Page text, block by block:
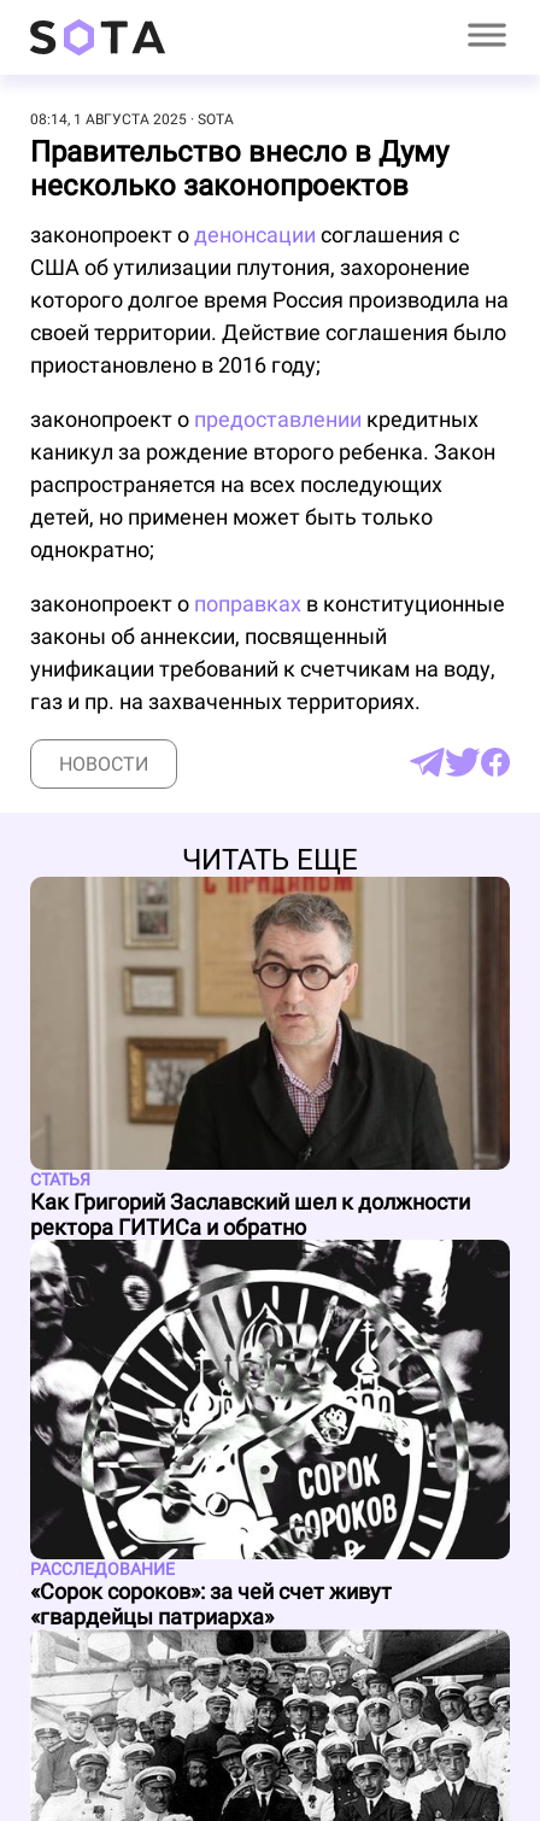
08:14, 1 АВГУСТА 2025 SOTA
Правительство внесло в Думу
несколько законопроектов
законопроект оденонсации соглашения с
США об утилизации плутония, захоронение
которого долгое время Россия производила на
своей территории. Действие соглашения было
приостановлено в 2016 году;
законопроект о предоставлении кредитных
каникул за рождение второго ребенка. Закон
распространяется на всех последующих
детей, но применен может быть только
однократно;
законопроект о поправках в конституционные
законы об аннексии, посвященный
унификации требований к счетчикам на воду,
газ и пр. на захваченных территориях.
НОВОСТИ
ЧИТАТЬ ЕЩЕ
СТАТЬЯ
Как Григорий Заславский шел к должности
ректора ГИТИСа и обратно
РАССЛЕДОВАНИЕ
«Сорок сороков»: за чей счет живут
«гвардейцы патриарха»